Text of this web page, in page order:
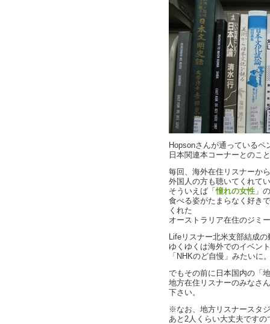
Hopsonさんが通っている
日本関連本コーナーとのこ
毎回、海外在住リスナーか
外国人の方も聴いてくれて
そういえば「憧れの女性 」
食べる姿がたまらなく好き
くれた
オーストラリア在住のジミ
Lifeリスナー北米支部結成
ゆくゆくは海外でのイベン
「NHKのど自慢」みたいに
でもその前に日本国内の「
地方在住リスナーのみなさ
下さい。
※なお、地方リスナースタ
あと2人くらい大丈夫です